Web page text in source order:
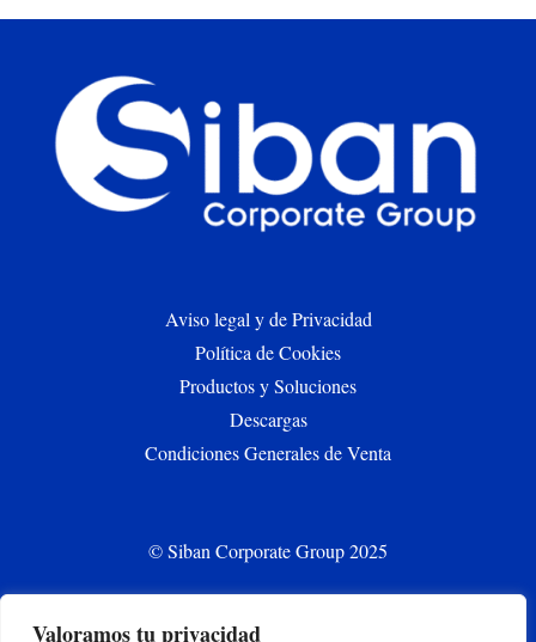
Valoramos tu privacidad
Aviso legal y de Privacidad
Política de Cookies
Productos y Soluciones
Descargas
Condiciones Generales de Venta
© Siban Corporate Group 2025